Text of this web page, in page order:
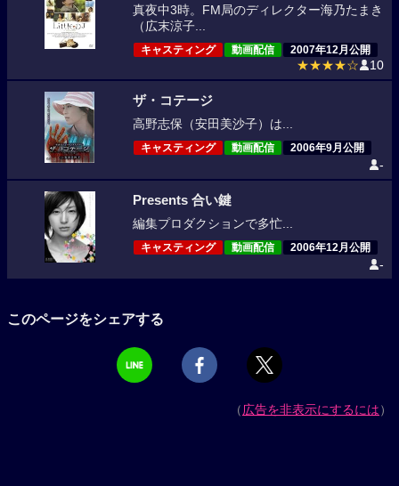
真夜中3時。FM局のディレクター海乃たまき
（広末涼子...
キャスティング 動画配信 2007年12月公開
★★★★☆ 10
ザ・コテージ
高野志保（安田美沙子）は...
キャスティング 動画配信 2006年9月公開
-
Presents 合い鍵
編集プロダクションで多忙...
キャスティング 動画配信 2006年12月公開
-
このページをシェアする
（広告を非表示にするには）